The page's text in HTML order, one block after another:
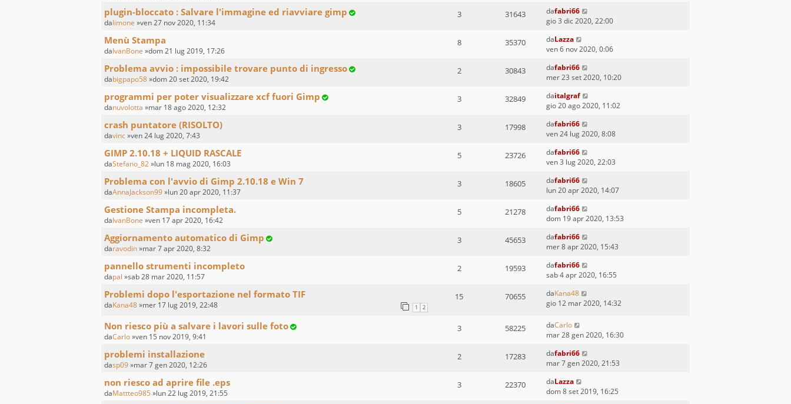
plugin-bloccato : Salvare l'immagine ed riavviare gimp
dalimone »ven 27 nov 2020, 11:34
3 31643 dafabri66
gio 3 dic 2020, 22:00
Menù Stampa
daIvanBone »dom 21 lug 2019, 17:26
8 35370 daLazza
ven 6 nov 2020, 0:06
Problema avvio : impossibile trovare punto di ingresso
dabigpapo58»dom 20 set 2020, 19:42
2 30843 dafabri66
mer 23 set 2020, 10:20
programmi per poter visualizzare xcf fuori Gimp
danuvolotta »mar 18 ago 2020, 12:32
3 32849 daitalgraf
gio 20 ago 2020, 11:02
crash puntatore (RISOLTO)
davinc»ven 24 lug 2020, 7:43
3 17998 dafabri66
ven 24 lug 2020, 8:08
GIMP 2.10.18 + LIQUID RASCALE
daStefano_82»lun 18 mag 2020, 16:03
5 23726 dafabri66
ven 3 lug 2020, 22:03
Problema con l'avvio di Gimp 2.10.18 e Win 7
daAnnaJackson99»lun 20 apr 2020, 11:37
3 18605 dafabri66
lun 20 apr 2020, 14:07
Gestione Stampa incompleta.
daIvanBone »ven 17 apr 2020, 16:42
5 21278 dafabri66
dom 19 apr 2020, 13:53
Aggiornamento automatico di Gimp
daravodin»mar 7 apr 2020, 8:32
3 45653 dafabri66
mer 8 apr 2020, 15:43
pannello strumenti incompleto
dapal »sab 28 mar 2020, 11:57
2 19593 dafabri66
sab 4 apr 2020, 16:55
Problemi dopo l'esportazione nel formato TIF
daKana48»mer 17 lug 2019, 22:48 1 2
15 70655 daKana48
gio 12 mar 2020, 14:32
Non riesco più a salvare i lavori sulle foto
daCarlo»ven 15 nov 2019, 9:41
3 58225 daCarlo
mar 28 gen 2020, 16:30
problemi installazione
dasp09»mar 7 gen 2020, 12:26
2 17283 dafabri66
mar 7 gen 2020, 21:53
non riesco ad aprire file .eps
daMattteo985 »lun 22 lug 2019, 21:55
3 22370 daLazza
dom 8 set 2019, 16:25